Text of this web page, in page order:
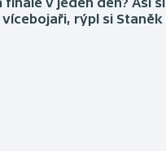
rýpl si Staněk